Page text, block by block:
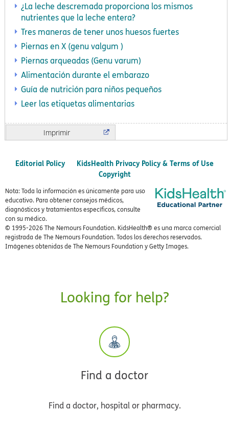
¿La leche descremada proporciona los mismos
nutrientes que la leche entera?
Tres maneras de tener unos huesos fuertes
Piernas en X (genu valgum )
Piernas arqueadas (Genu varum)
Alimentación durante el embarazo
Guía de nutrición para niños pequeños
Leer las etiquetas alimentarias
Imprimir
Editorial Policy
KidsHealth Privacy Policy & Terms of Use
Copyright
Nota: Toda la información es únicamente para uso
educativo. Para obtener consejos médicos,
diagnósticos y tratamientos específicos, consulte
con su médico.
© 1995-2026 The Nemours Foundation. KidsHealth® es una marca comercial
registrada de The Nemours Foundation. Todos los derechos reservados.
Imágenes obtenidas de The Nemours Foundation y Getty Images.
Looking for help?
Find a doctor
Find a doctor, hospital or pharmacy.